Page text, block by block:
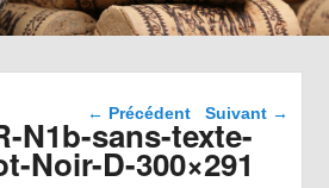
Vigneron bio en Alsace
Navigation dans les
images
← Précédent Suivant →
N1b-sans-texte-
Noir-D-300×291